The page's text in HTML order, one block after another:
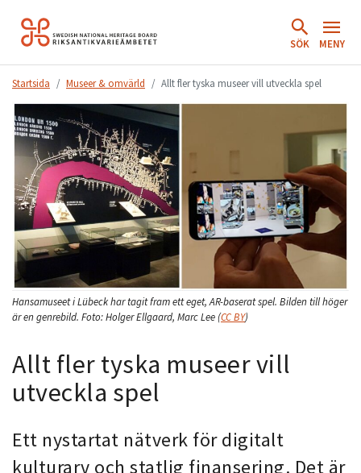
Hoppa
till
SÖK MENY
Startsida Museer & omvärld Allt fler tyska museer vill utveckla spel
Hansamuseet i Lübeck har tagit fram ett eget, AR-baserat spel. Bilden till höger
är en genrebild. Foto:Holger Ellgaard, Marc Lee(CC BY)
Allt fler tyska museer vill
utveckla spel
Ett nystartat nätverk för digitalt
kulturarv och statlig finansering. Det är